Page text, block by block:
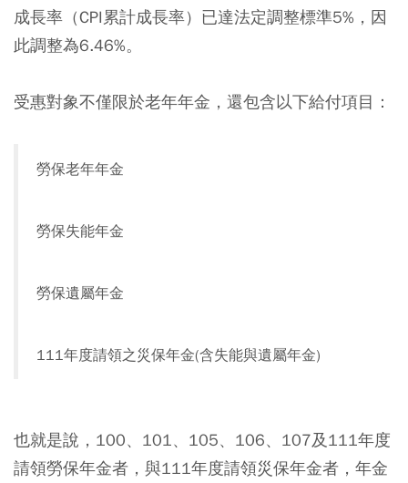
成長率（CPI累計成長率）已達法定調整標準5%，因
此調整為6.46%。
受惠對象不僅限於老年年金，還包含以下給付項目：
勞保老年年金
勞保失能年金
勞保遺屬年金
111年度請領之災保年金(含失能與遺屬年金)
也就是說，100、101、105、106、107及111年度
請領勞保年金者，與111年度請領災保年金者，年金